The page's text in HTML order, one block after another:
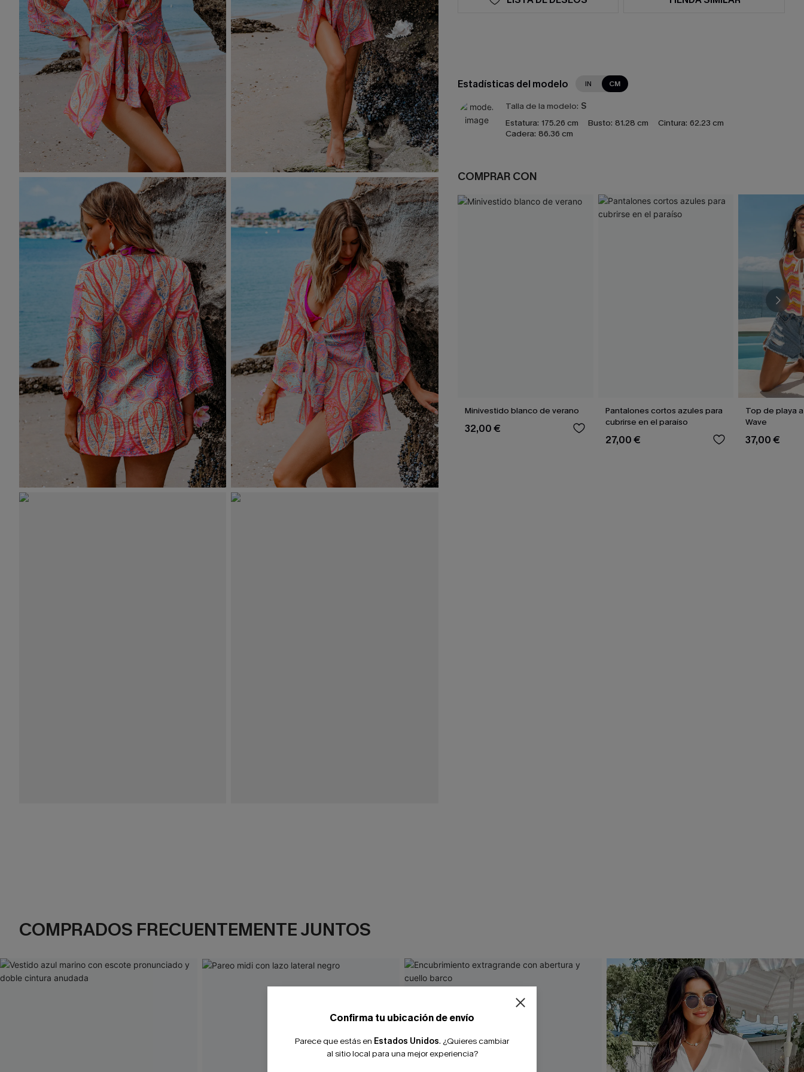
Estadísticas del modelo IN CM
Talla de la modelo: S
Estatura: 175.26 cm Busto: 81.28 cm Cintura: 62.23 cm
Cadera: 86.36 cm
COMPRAR CON
Minivestido blanco de verano
32,00 €
Pantalones cortos azules para
cubrirse en el paraíso
27,00 €
Top de playa
Wave
37,00 €
COMPRADOS FRECUENTEMENTE JUNTOS
Confirma tu ubicación de envío
Parece que estás en Estados Unidos. ¿Quieres cambiar
al sitio local para una mejor experiencia?
-10% extra sin compra mínima